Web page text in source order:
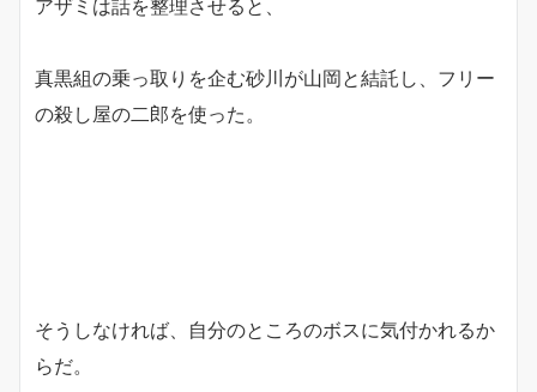
アザミは話を整理させると、
真黒組の乗っ取りを企む砂川が山岡と結託し、フリー
の殺し屋の二郎を使った。
そうしなければ、自分のところのボスに気付かれるか
らだ。